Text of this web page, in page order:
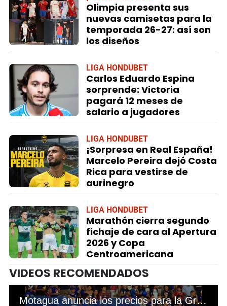
Olimpia presenta sus
nuevas camisetas para la
temporada 26-27: así son
los diseños
LIGA HONDUBET
Carlos Eduardo Espina
sorprende: Victoria
pagará 12 meses de
salario a jugadores
LIGA HONDUBET
¡Sorpresa en Real España!
Marcelo Pereira dejó Costa
Rica para vestirse de
aurinegro
LIGA HONDUBET
Marathón cierra segundo
fichaje de cara al Apertura
2026 y Copa
Centroamericana
VIDEOS RECOMENDADOS
Motagua anuncia los precios para la Gran Final ante Olimpia